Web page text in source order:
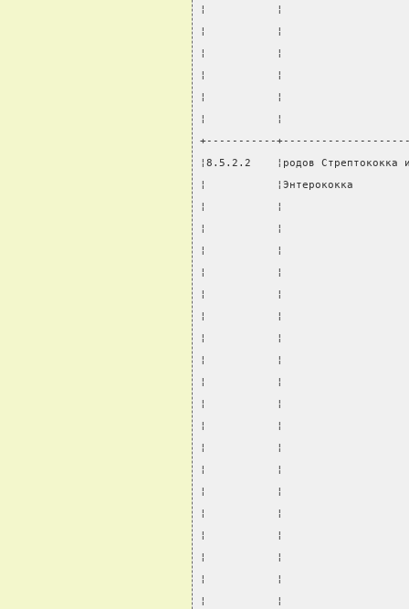
¦           ¦
¦           ¦
¦           ¦
¦           ¦
¦           ¦
¦           ¦
+-----------
¦8.5.2.2    ¦родов
¦           ¦Энтерококка
¦           ¦
¦           ¦
¦           ¦
¦           ¦
¦           ¦
¦           ¦
¦           ¦
¦           ¦
¦           ¦
¦           ¦
¦           ¦
¦           ¦
¦           ¦
¦           ¦
¦           ¦
¦           ¦
¦           ¦
¦           ¦
¦           ¦